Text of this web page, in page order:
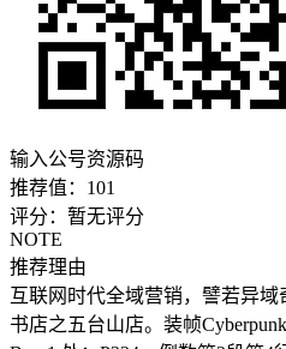
输入公号资源码
推荐值： 101
评分： 暂无评分
NOTE
推荐理由
互联网时代全域营销，譬若异
书店之五台山店。装帧